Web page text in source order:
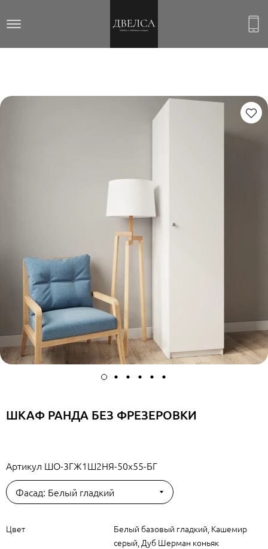
ШКАФ РАНДА БЕЗ ФРЕЗЕРОВКИ
Артикул ШО-3ГЖ1Ш2НЯ-50х55-БГ
Фасад: Белый гладкий
Цвет
Белый базовый гладкий, Кашемир
серый, Дуб Шерман коньяк